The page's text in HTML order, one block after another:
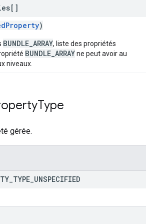
)
BUNDLE_ARRAY, liste des propriétés
BUNDLE_ARRAYne peut avoir au
niveaux.
Type
gérée.
TYPE UNSPECIFIED